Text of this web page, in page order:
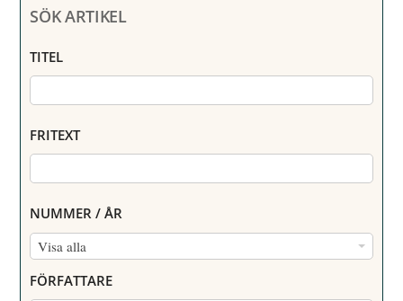
SÖK ARTIKEL
TITEL
FRITEXT
NUMMER / ÅR
Visa alla
N
M
FÖRFATTARE